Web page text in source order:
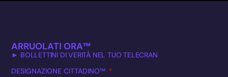
ARRUOLATI ORA™
► BOLLETTINI DI VERITÀ NEL TUO TELECRAN
DESIGNAZIONE CITTADINO™